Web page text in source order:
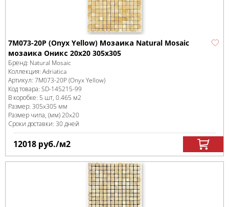
7M073-20P (Onyx Yellow) Мозаика Natural Mosaic
мозаика Оникс 20х20 305х305
Бренд: Natural Mosaic
Коллекция: Adriatica
Артикул: 7M073-20P (Onyx Yellow)
Код товара: SD-145215-99
В коробке: 5 шт, 0.465 м2
Размер: 305x305 мм
Размер чипа, (мм)20x20
Сроки доставки: 30 дней
12018 руб./м2